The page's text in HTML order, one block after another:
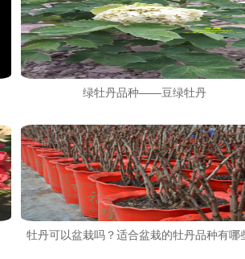
绿牡丹品种——豆绿牡丹
牡丹可以盆栽吗？适合盆栽的牡丹品种有哪